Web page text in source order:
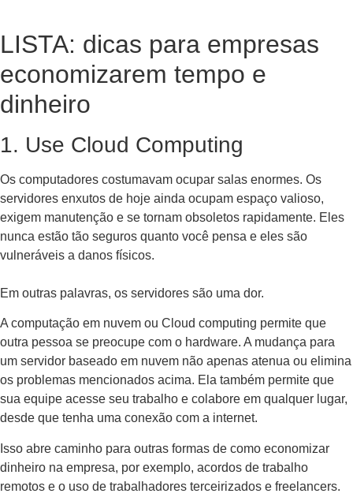
LISTA: dicas para empresas
economizarem tempo e
dinheiro
1. Use Cloud Computing
Os computadores costumavam ocupar salas enormes. Os
servidores enxutos de hoje ainda ocupam espaço valioso,
exigem manutenção e se tornam obsoletos rapidamente. Eles
nunca estão tão seguros quanto você pensa e eles são
vulneráveis ​​a danos físicos.
Em outras palavras, os servidores são uma dor.
A computação em nuvem ou Cloud computing permite que
outra pessoa se preocupe com o hardware. A mudança para
um servidor baseado em nuvem não apenas atenua ou elimina
os problemas mencionados acima. Ela também permite que
sua equipe acesse seu trabalho e colabore em qualquer lugar,
desde que tenha uma conexão com a internet.
Isso abre caminho para outras formas de como economizar
dinheiro na empresa, por exemplo, acordos de trabalho
remotos e o uso de trabalhadores terceirizados e freelancers.